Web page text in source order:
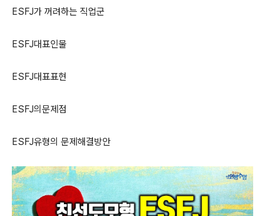
ESFJ가 꺼려하는 직업군
ESFJ대표인물
ESFJ대표표현
ESFJ의문제점
ESFJ유형의 문제해결방안